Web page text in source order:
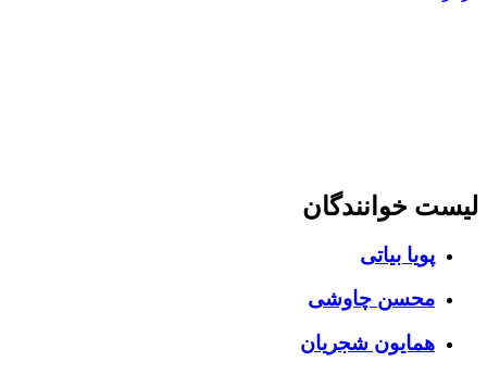
خوانندگان
پویا بیاتی
محسن چاوشی
همایون شجریان